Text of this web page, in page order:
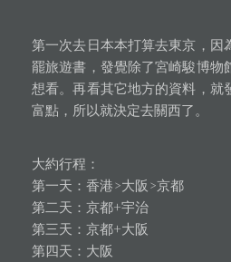
第一次去日本本打算去東京，因
罷旅遊書，發覺除了宮崎駿博物
想看。再看其它地方的資料，就
富點，所以就決定去關西了。
大約行程：
第一天：香港>大阪>京都
第二天：京都+宇治
第三天：京都+大阪
第四天：大阪